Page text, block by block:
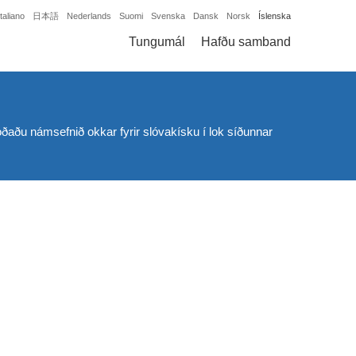
日本語 Nederlands Suomi Svenska Dansk Norsk Íslenska
Tungumál Hafðu samband
námsefnið okkar fyrir slóvakísku í lok síðunnar